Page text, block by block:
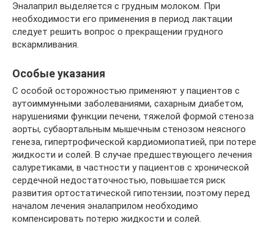
Эналаприл выделяется с грудным молоком. При
необходимости его применения в период лактации
следует решить вопрос о прекращении грудного
вскармливания.
Особые указания
С особой осторожностью применяют у пациентов с
аутоиммунными заболеваниями, сахарным диабетом,
нарушениями функции печени, тяжелой формой стеноза
аорты, субаортальным мышечным стенозом неясного
генеза, гипертрофической кардиомиопатией, при потере
жидкости и солей. В случае предшествующего лечения
салуретиками, в частности у пациентов с хронической
сердечной недостаточностью, повышается риск
развития ортостатической гипотензии, поэтому перед
началом лечения эналаприлом необходимо
компенсировать потерю жидкости и солей.